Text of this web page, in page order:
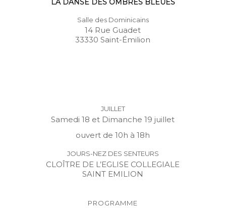
Salle des Dominicains
14 Rue Guadet
33330 Saint-Émilion
JUILLET
Samedi 18 et Dimanche 19 juillet
ouvert de 10h à 18h
JOURS-NEZ DES SENTEURS
CLOÎTRE DE L’EGLISE COLLEGIALE
SAINT EMILION
PROGRAMME